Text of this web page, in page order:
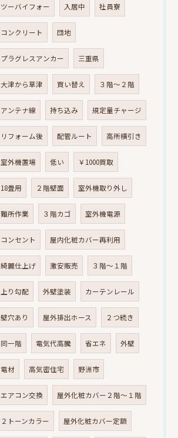
ツーバイフォー 入居中 社員寮
コンクリート 団地
プラグレスアンカー 三重県
大津から草津 買い替え ３階～２階
アンテナ線 持ち込み 規定量チャージ
リフォーム後 配管ルート 高所横引き
室外機置場 低い ￥1000買取
18畳用 ２階壁面 室外機取り外し
難所作業 ３階カゴ 室外機電源
コンセント 屋内化粧カバー再利用
綺麗仕上げ 激安販売 ３階～１階
上り勾配 外壁塗装 カーテンレール
壁穴あり 屋外排出ホース ２つ続き
同一階 電気代高騰 省エネ 外壁
電材 高気密住宅 野洲市
エアコン交換 屋外化粧カバー２階～１階
２トーンカラー 屋外化粧カバー定額